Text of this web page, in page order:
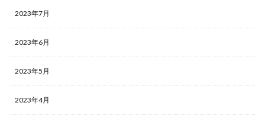
2023年7月
2023年6月
2023年5月
2023年4月